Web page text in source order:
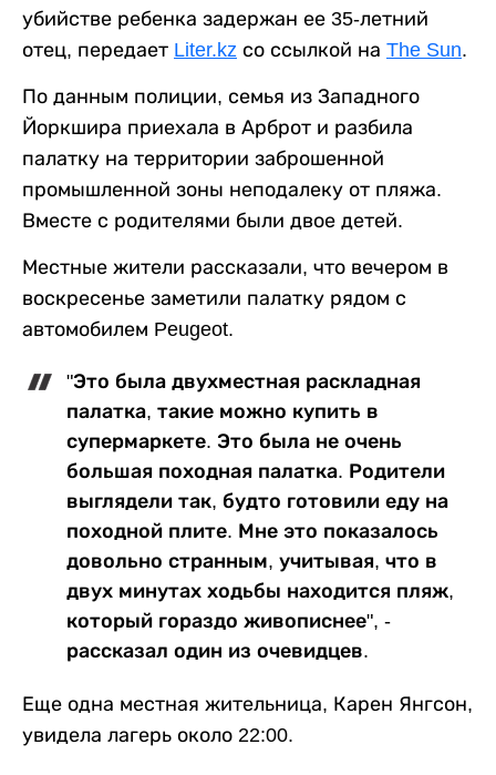
убийстве ребенка задержан ее 35-летний
отец, передает Liter.kz со ссылкой на The Sun.
По данным полиции, семья из Западного
Йоркшира приехала в Арброт и разбила
палатку на территории заброшенной
промышленной зоны неподалеку от пляжа.
Вместе с родителями были двое детей.
Местные жители рассказали, что вечером в
воскресенье заметили палатку рядом с
автомобилем Peugeot.
"Это была двухместная раскладная
палатка, такие можно купить в
супермаркете. Это была не очень
большая походная палатка. Родители
выглядели так, будто готовили еду на
походной плите. Мне это показалось
довольно странным, учитывая, что в
двух минутах ходьбы находится пляж,
который гораздо живописнее", -
рассказал один из очевидцев.
Еще одна местная жительница, Карен Янгсон,
увидела лагерь около 22:00.